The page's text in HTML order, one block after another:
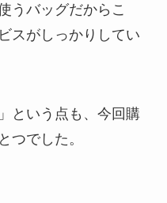
うバッグだからこ
スがしっかりしてい
という点も、今回購
つでした。